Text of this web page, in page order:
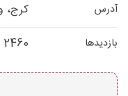
آدرس کرج،
بازدیدها 2460